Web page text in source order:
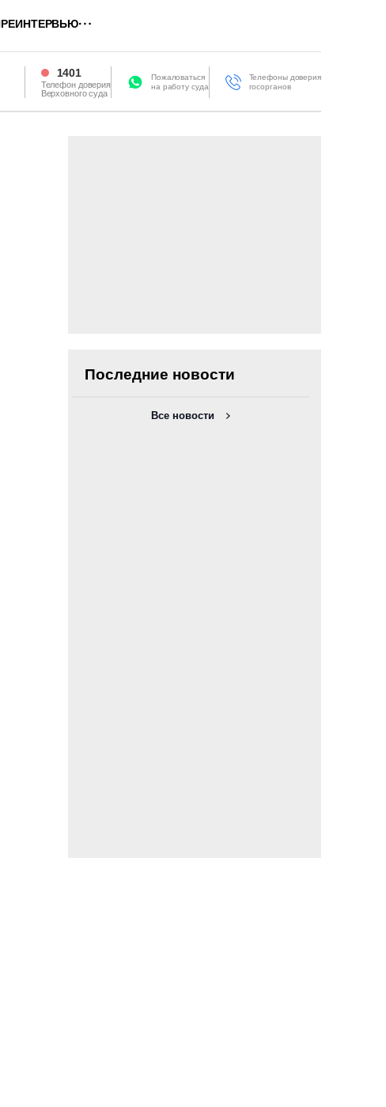
ИНТЕРВЬЮ
1401
Телефон доверия
Верховного суда
Пожаловаться
на работу суда
Телефоны доверия
госорганов
Последние новости
Все новости